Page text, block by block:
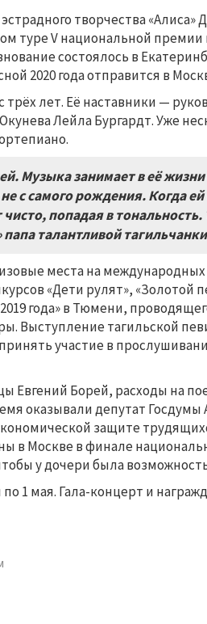
творчества «Алиса»
туре V национальной премии
состоялось в
2020 года отправится в
трёх лет. Её наставники —
Лейла Бургардт. Уже
Музыка занимает в её
с самого рождения. Когда
попадая в
талантливой
места на
«Дети рулят», «Золотой
года» в Тюмени,
Выступление тагильской
участие в
Евгений Борей, расходы на
оказывали депутат
защите
в Москве в финале
у дочери была
1 мая. Гала-концерт и